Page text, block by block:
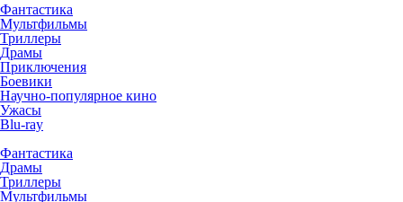
Фантастика
Мультфильмы
Триллеры
Драмы
Приключения
Боевики
Научно-популярное кино
Ужасы
Blu-ray
Фантастика
Драмы
Триллеры
Мультфильмы